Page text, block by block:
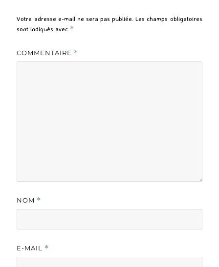
Votre adresse e-mail ne sera pas publiée. Les champs obligatoires
sont indiqués avec *
COMMENTAIRE *
NOM *
E-MAIL *